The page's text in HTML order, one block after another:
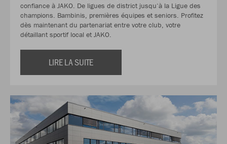
confiance à JAKO. De ligues de district jusqu‘à la Ligue des
champions. Bambinis, premières équipes et seniors. Profitez
dès maintenant du partenariat entre votre club, votre
détaillant sportif local et JAKO.
LIRE LA SUITE